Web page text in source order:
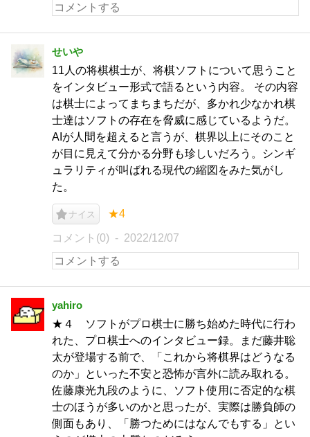
せいや
11人の将棋棋士が、将棋ソフトについて思うこと
をインタビュー形式で語るという内容。 その内容
は棋士によってまちまちだが、多かれ少なかれ棋
士達はソフトの存在を脅威に感じているようだ。
AIが人間を超えると言うが、棋界以上にそのこと
が目に見えて分かる分野も珍しいだろう。シンギ
ュラリティが叫ばれる現代の縮図をみた気がし
た。
ナイス ★4
コメント(0) 2022/12/07
yahiro
★４ ソフトがプロ棋士に勝ち始めた時代に行わ
れた、プロ棋士へのインタビュー録。まだ藤井聡
太が登場する前で、「これから将棋界はどうなる
のか」といった不安と恐怖が言外に読み取れる。
佐藤康光九段のように、ソフト使用に否定的な棋
士のほうが多いのかと思ったが、実際は勝負師の
側面もあり、「勝つためにはなんでもする」とい